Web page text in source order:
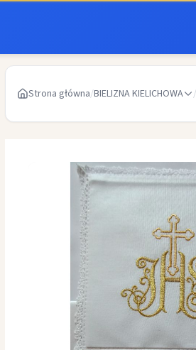
Strona główna/BIELIZNA KIELICHOWA /